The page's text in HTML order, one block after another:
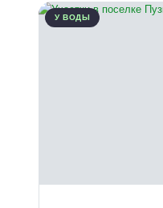
У ВОДЫ